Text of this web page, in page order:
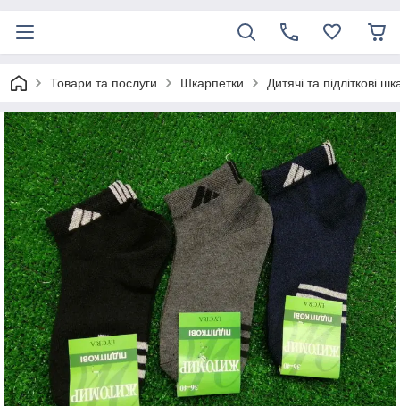
Товари та послуги Шкарпетки Дитячі та підліткові